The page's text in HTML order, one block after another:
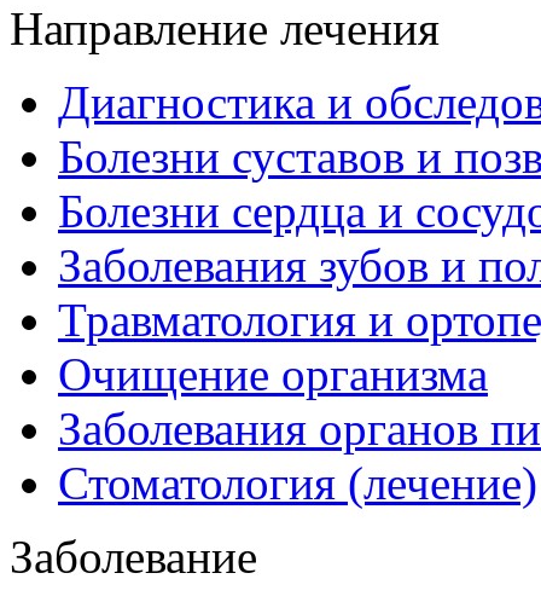
Направление лечения
Диагностика и
Болезни суставов и
Болезни сердца и
Заболевания зубов и
Травматология и
Очищение организма
Заболевания органов
Стоматология (лечение)
Заболевание